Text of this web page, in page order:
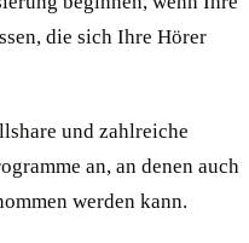
die sich Ihre Hörer
und zahlreiche
an, an denen auch
werden kann.